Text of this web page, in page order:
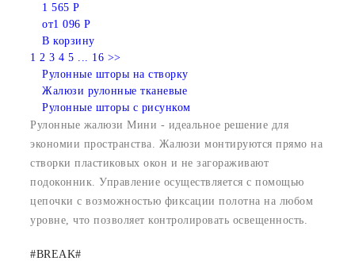
1 565 Р
от1 096 Р
В корзину
1 2 3 4 5 16 >>
Рулонные шторы на створку
Жалюзи рулонные тканевые
Рулонные шторы с рисунком
Рулонные жалюзи Мини - идеальное решение для
экономии пространства. Жалюзи монтируются прямо на
створки пластиковых окон и не загораживают
подоконник. Управление осуществляется с помощью
цепочки с возможностью фиксации полотна на любом
уровне, что позволяет контролировать освещенность.
#BREAK#